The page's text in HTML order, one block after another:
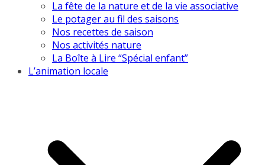
La fête de la nature et de la vie associative
Le potager au fil des saisons
Nos recettes de saison
Nos activités nature
La Boîte à Lire “Spécial enfant”
L’animation locale